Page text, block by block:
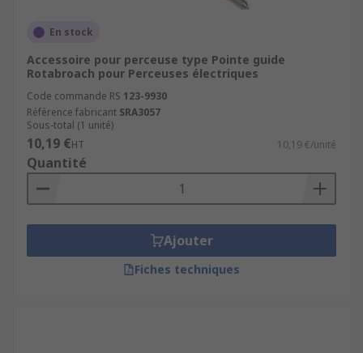
En stock
Accessoire pour perceuse type Pointe guide
Rotabroach pour Perceuses électriques
Code commande RS 123-9930
Référence fabricant SRA3057
Sous-total (1 unité)
10,19 €HT 10,19 €/unité
Quantité
Ajouter
Fiches techniques